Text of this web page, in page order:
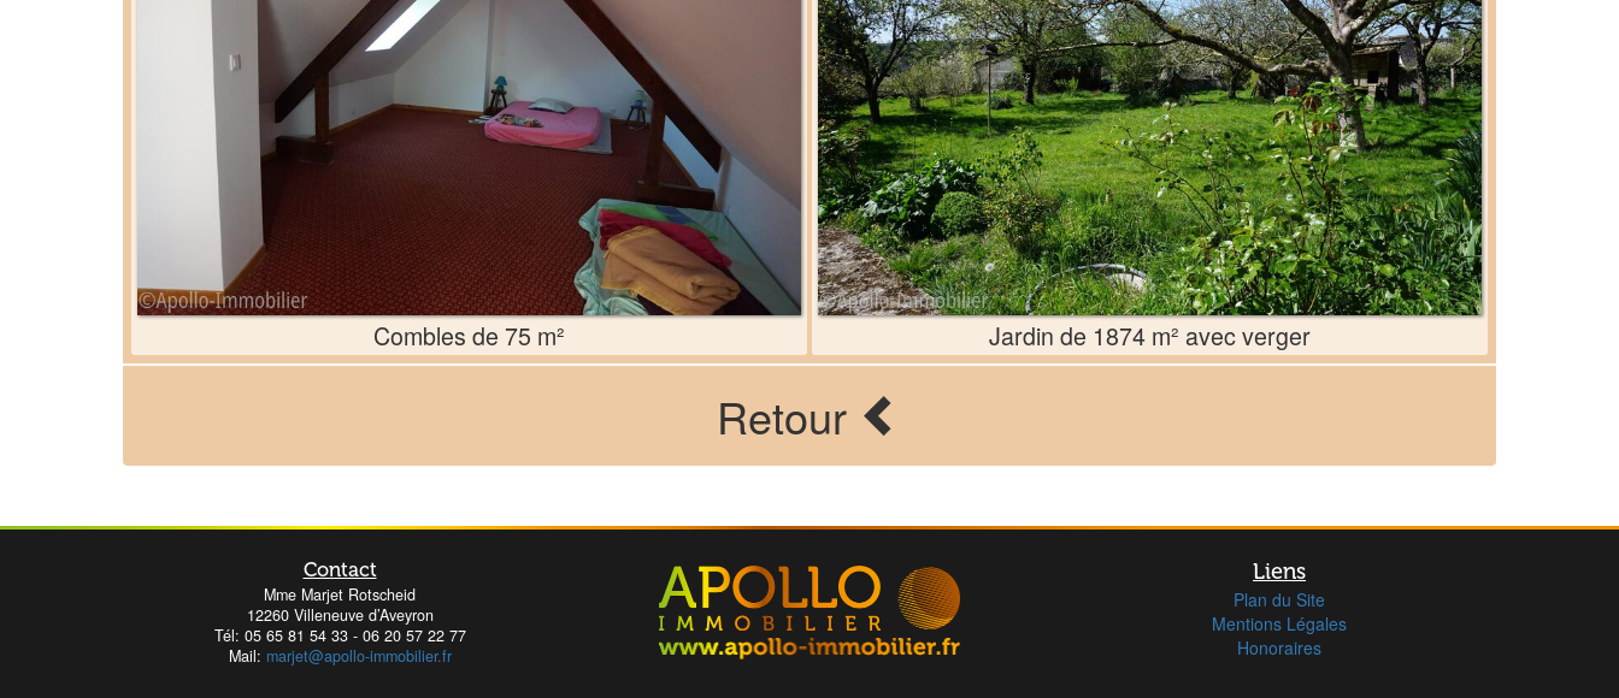
Combles de 75 m² Jardin de 1874 m² avec verger
Retour
Contact
Mme Marjet Rotscheid
12260 Villeneuve d’Aveyron
Tél: 05 65 81 54 33- 06 20 57 22 77
Mail: marjet@apollo-immobilier.fr
Liens
Plan du Site
Mentions Légales
Honoraires